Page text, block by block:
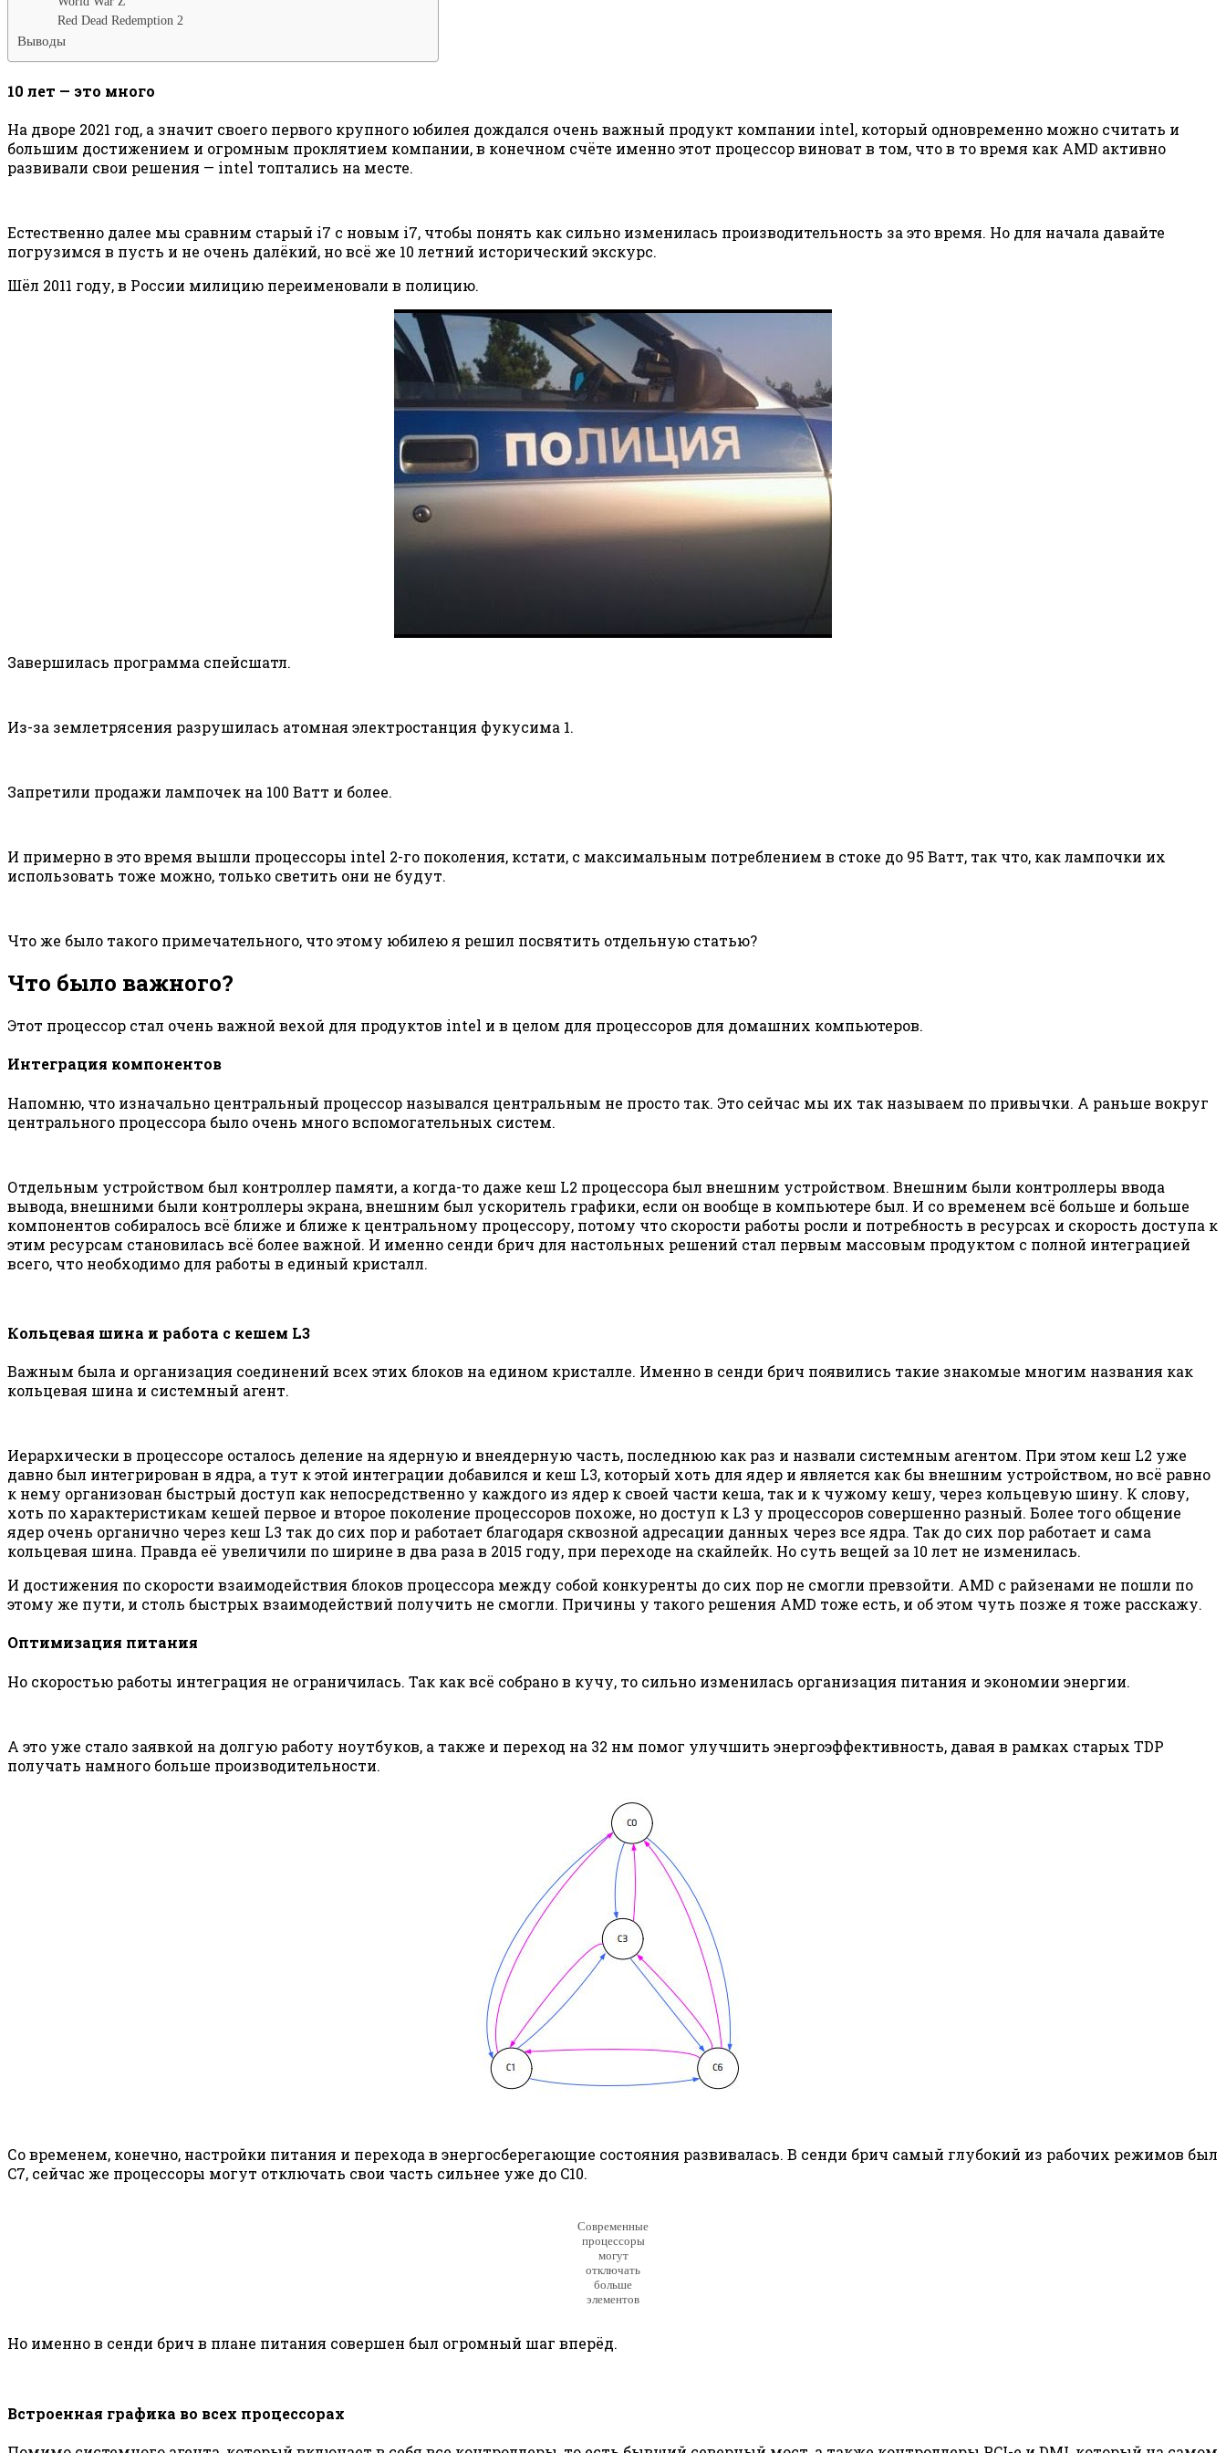
Red Dead Redemption 2
Выводы
10 лет — это много
На дворе 2021 год, а значит своего первого крупного юбилея дождался очень важный продукт компании intel, который одновременно можно считать и
большим достижением и огромным проклятием компании, в конечном счёте именно этот процессор виноват в том, что в то время как AMD активно
развивали свои решения — intel топтались на месте.
Естественно далее мы сравним старый i7 с новым i7, чтобы понять как сильно изменилась производительность за это время. Но для начала давайте
погрузимся в пусть и не очень далёкий, но всё же 10 летний исторический экскурс.
Шёл 2011 году, в России милицию переименовали в полицию.
Завершилась программа спейсшатл.
Из-за землетрясения разрушилась атомная электростанция фукусима 1.
Запретили продажи лампочек на 100 Ватт и более.
И примерно в это время вышли процессоры intel 2-го поколения, кстати, с максимальным потреблением в стоке до 95 Ватт, так что, как лампочки их
использовать тоже можно, только светить они не будут.
Что же было такого примечательного, что этому юбилею я решил посвятить отдельную статью?
Что было важного?
Этот процессор стал очень важной вехой для продуктов intel и в целом для процессоров для домашних компьютеров.
Интеграция компонентов
Напомню, что изначально центральный процессор назывался центральным не просто так. Это сейчас мы их так называем по привычки. А раньше вокруг
центрального процессора было очень много вспомогательных систем.
Отдельным устройством был контроллер памяти, а когда-то даже кеш L2 процессора был внешним устройством. Внешним были контроллеры ввода
вывода, внешними были контроллеры экрана, внешним был ускоритель графики, если он вообще в компьютере был. И со временем всё больше и больше
компонентов собиралось всё ближе и ближе к центральному процессору, потому что скорости работы росли и потребность в ресурсах и скорость доступа к
этим ресурсам становилась всё более важной. И именно сенди брич для настольных решений стал первым массовым продуктом с полной интеграцией
всего, что необходимо для работы в единый кристалл.
Кольцевая шина и работа с кешем L3
Важным была и организация соединений всех этих блоков на едином кристалле. Именно в сенди брич появились такие знакомые многим названия как
кольцевая шина и системный агент.
Иерархически в процессоре осталось деление на ядерную и внеядерную часть, последнюю как раз и назвали системным агентом. При этом кеш L2 уже
давно был интегрирован в ядра, а тут к этой интеграции добавился и кеш L3, который хоть для ядер и является как бы внешним устройством, но всё равно
к нему организован быстрый доступ как непосредственно у каждого из ядер к своей части кеша, так и к чужому кешу, через кольцевую шину. К слову,
хоть по характеристикам кешей первое и второе поколение процессоров похоже, но доступ к L3 у процессоров совершенно разный. Более того общение
ядер очень органично через кеш L3 так до сих пор и работает благодаря сквозной адресации данных через все ядра. Так до сих пор работает и сама
кольцевая шина. Правда её увеличили по ширине в два раза в 2015 году, при переходе на скайлейк. Но суть вещей за 10 лет не изменилась.
И достижения по скорости взаимодействия блоков процессора между собой конкуренты до сих пор не смогли превзойти. AMD с райзенами не пошли по
этому же пути, и столь быстрых взаимодействий получить не смогли. Причины у такого решения AMD тоже есть, и об этом чуть позже я тоже расскажу.
Оптимизация питания
Но скоростью работы интеграция не ограничилась. Так как всё собрано в кучу, то сильно изменилась организация питания и экономии энергии.
А это уже стало заявкой на долгую работу ноутбуков, а также и переход на 32 нм помог улучшить энергоэффективность, давая в рамках старых TDP
получать намного больше производительности.
Со временем, конечно, настройки питания и перехода в энергосберегающие состояния развивалась. В сенди брич самый глубокий из рабочих режимов был
C7, сейчас же процессоры могут отключать свои часть сильнее уже до C10.
Современные
процессоры
могут
отключать
больше
элементов
Но именно в сенди брич в плане питания совершен был огромный шаг вперёд.
Встроенная графика во всех процессорах